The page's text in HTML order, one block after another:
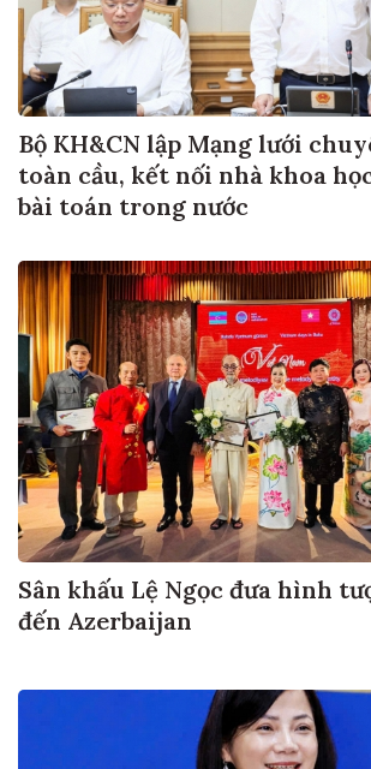
Bộ KH&CN lập Mạng lưới
toàn cầu, kết nối nhà khoa
bài toán trong nước
Sân khấu Lệ Ngọc đưa hình
đến Azerbaijan